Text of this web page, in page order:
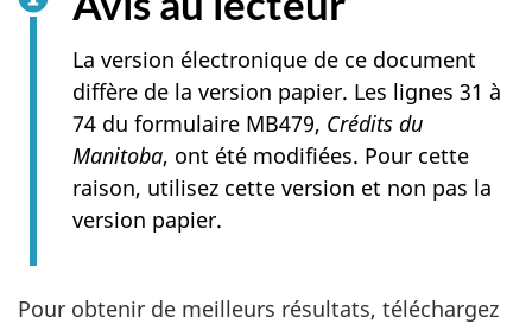
La version électronique de ce document
diffère de la version papier. Les lignes 31 à
74 du formulaire MB479, Crédits du
Manitoba, ont été modifiées. Pour cette
raison, utilisez cette version et non pas la
version papier.
Pour obtenir de meilleurs résultats, téléchargez